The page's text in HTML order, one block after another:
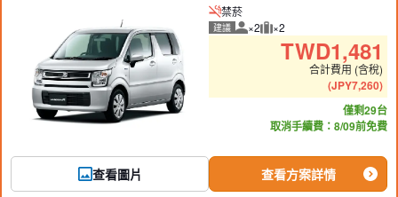
查看圖片
禁菸
建議 建議人數
×2 建議行李數量
×2
TWD1,481
合計費用 (含稅)
(JPY7,260)
僅剩29台
取消手續費：8/09前免費
查看方案詳情